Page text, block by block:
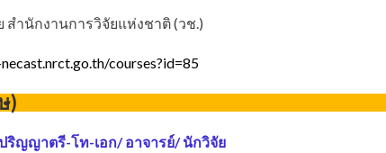
สำนักงานการวิจัยแห่งชาติ (วช.)
courses?id=85
)
ริญญาตรี-โท-เอก/ อาจารย์/ นักวิจัย